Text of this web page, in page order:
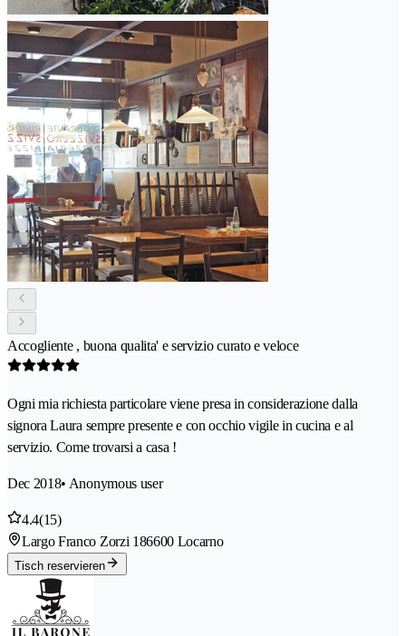
Accogliente , buona qualita' e servizio curato e veloce
Ogni mia richiesta particolare viene presa in considerazione dalla
signora Laura sempre presente e con occhio vigile in cucina e al
servizio. Come trovarsi a casa !
Dec 2018• Anonymous user
4.4(15)
Largo Franco Zorzi 186600 Locarno
Tisch reservieren